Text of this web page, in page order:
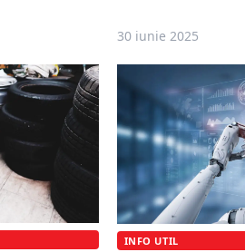
30 iunie 2025
INFO UTIL